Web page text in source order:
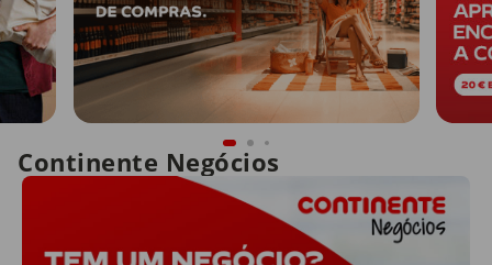
Continente Negócios